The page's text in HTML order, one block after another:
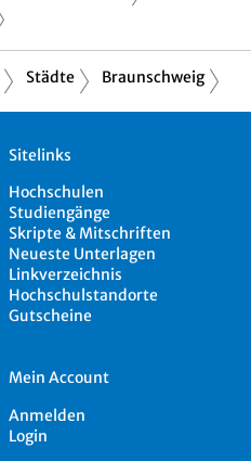
Städte Braunschweig
Sitelinks
Hochschulen
Studiengänge
Skripte & Mitschriften
Neueste Unterlagen
Linkverzeichnis
Hochschulstandorte
Gutscheine
Mein Account
Anmelden
Login